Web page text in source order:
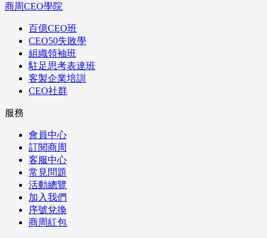
商周CEO學院
百億CEO班
CEO50失敗學
組織領袖班
駐足思考表達班
客製企業培訓
CEO社群
服務
會員中心
訂閱商周
客服中心
常見問題
活動總覽
加入我們
序號兌換
商周紅包